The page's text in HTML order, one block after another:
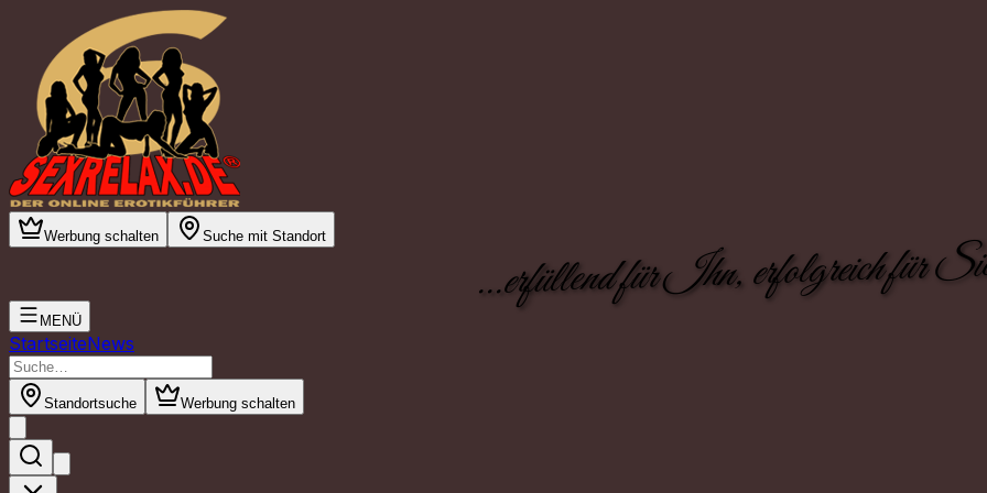
Werbung schalten Suche mit Standort
...erfüllend für Ihn, erfolgreich für
MENÜ
StartseiteNews
Standortsuche Werbung schalten